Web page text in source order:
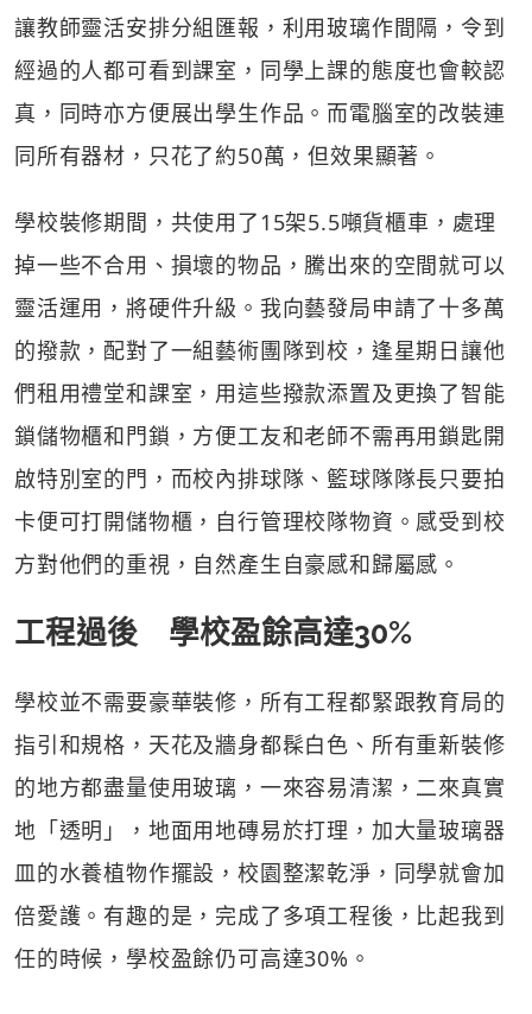
讓教師靈活安排分組匯報，利用玻璃作間隔，令到
經過的人都可看到課室，同學上課的態度也會較認
真，同時亦方便展出學生作品。而電腦室的改裝連
同所有器材，只花了約50萬，但效果顯著。
學校裝修期間，共使用了15架5.5噸貨櫃車，處理
掉一些不合用、損壞的物品，騰出來的空間就可以
靈活運用，將硬件升級。我向藝發局申請了十多萬
的撥款，配對了一組藝術團隊到校，逢星期日讓他
們租用禮堂和課室，用這些撥款添置及更換了智能
鎖儲物櫃和門鎖，方便工友和老師不需再用鎖匙開
啟特別室的門，而校內排球隊、籃球隊隊長只要拍
卡便可打開儲物櫃，自行管理校隊物資。感受到校
方對他們的重視，自然產生自豪感和歸屬感。
工程過後 學校盈餘高達30%
學校並不需要豪華裝修，所有工程都緊跟教育局的
指引和規格，天花及牆身都髹白色、所有重新裝修
的地方都盡量使用玻璃，一來容易清潔，二來真實
地「透明」，地面用地磚易於打理，加大量玻璃器
皿的水養植物作擺設，校園整潔乾淨，同學就會加
倍愛護。有趣的是，完成了多項工程後，比起我到
任的時候，學校盈餘仍可高達30%。